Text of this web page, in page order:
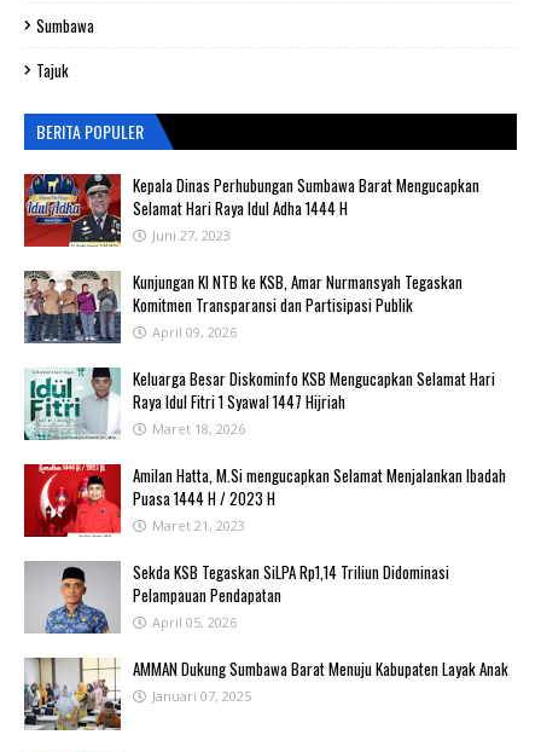
Sumbawa
Tajuk
BERITA POPULER
Kepala Dinas Perhubungan Sumbawa Barat Mengucapkan
Selamat Hari Raya Idul Adha 1444 H
Juni 27, 2023
Kunjungan KI NTB ke KSB, Amar Nurmansyah Tegaskan
Komitmen Transparansi dan Partisipasi Publik
April 09, 2026
Keluarga Besar Diskominfo KSB Mengucapkan Selamat Hari
Raya Idul Fitri 1 Syawal 1447 Hijriah
Maret 18, 2026
Amilan Hatta, M.Si mengucapkan Selamat Menjalankan Ibadah
Puasa 1444 H / 2023 H
Maret 21, 2023
Sekda KSB Tegaskan SiLPA Rp1,14 Triliun Didominasi
Pelampauan Pendapatan
April 05, 2026
AMMAN Dukung Sumbawa Barat Menuju Kabupaten Layak Anak
Januari 07, 2025